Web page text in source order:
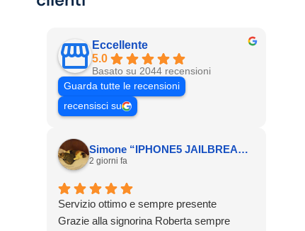
Eccellente
5.0
Basato su 2044 recensioni
Guarda tutte le recensioni
recensisci su
Simone “IPHONE5 JAILBREAK” P.
2 giorni fa
Servizio ottimo e sempre presente
Grazie alla signorina Roberta sempre